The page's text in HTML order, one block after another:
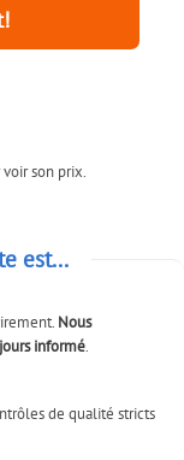
voir son prix.
est...
Nous
informé.
de qualité stricts